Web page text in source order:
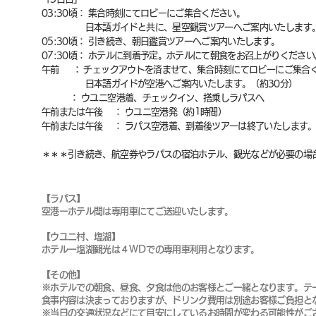
03:30頃： 集合時刻にてロビーにご集合ください。
日本語ガイドと共に、星空観賞ツアーへご案内いたします
05:30頃： 引き続き、朝日鑑賞ツアーへご案内いたします。
07:30頃： ホテルに到着予定。ホテルにて朝食をお召上がりください
午前 ： チェックアウトを済ませて、集合時刻にてロビーにご集合
日本語ガイドが空港へご案内いたします。（約30分）
： ウユニ空港着、チェックイン、搭乗しラパスへ
午前または午後 ： ウユニ空港発（約1時間）
午前または午後 ： ラパス空港着、到着後ツアーは終了いたします。
＊＊＊引き続き、航空券やラパスの宿泊ホテル、観光などが必要の
【ラパス】
空港ーホテル間は専用車にてご送迎いたします。
【ウユニ村、塩湖】
ホテルー塩湖観光は４ＷＤでの専用車利用となります。
【その他】
※ホテルでの朝食、昼食、夕食は他のお客様とご一緒となります。テ
食事内容は決まっておりますが、ドリンク費用は別途お客様ご負担
※当日の交通状況などにて目安にしているお時間が変わる可能性がご